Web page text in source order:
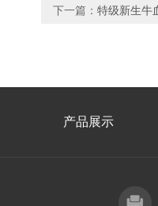
下一篇： 特级新生牛
产品展示